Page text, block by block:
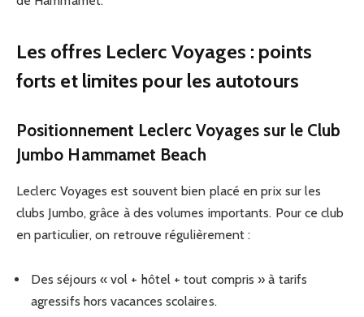
Les offres Leclerc Voyages : points
forts et limites pour les autotours
Positionnement Leclerc Voyages sur le Club
Jumbo Hammamet Beach
Leclerc Voyages est souvent bien placé en prix sur les
clubs Jumbo, grâce à des volumes importants. Pour ce club
en particulier, on retrouve régulièrement :
Des séjours « vol + hôtel + tout compris » à tarifs
agressifs hors vacances scolaires.